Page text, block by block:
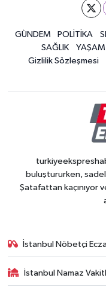
GÜNDEM POLİTİKA
SAĞLIK
YAŞAM
Gizlilik Sözleşmesi
buluştururken,
Şatafattan kaçınıyor
İstanbul Nöbetçi
İstanbul Namaz